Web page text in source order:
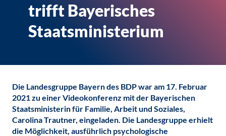
trifft Bayerisches
Staatsministerium
Die Landesgruppe Bayern des BDP war am 17. Februar
2021 zu einer Videokonferenz mit der Bayerischen
Staatsministerin für Familie, Arbeit und Soziales,
Carolina Trautner, eingeladen. Die Landesgruppe erhielt
die Möglichkeit, ausführlich psychologische